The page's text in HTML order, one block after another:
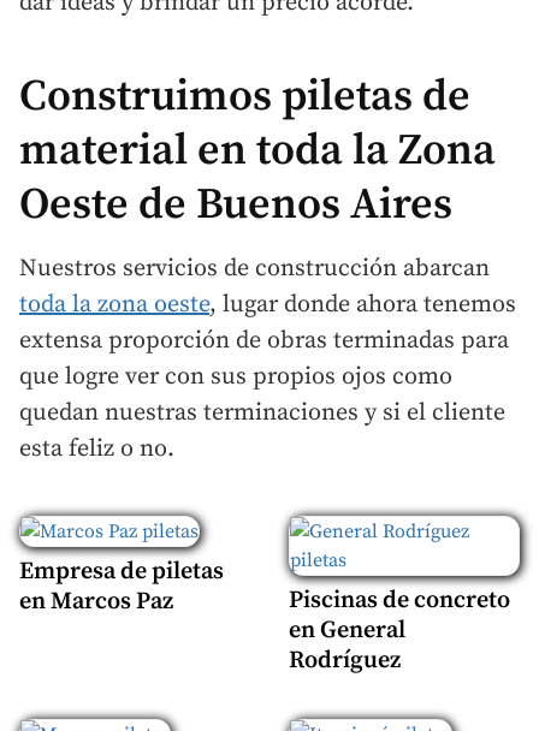
Construimos piletas de
material en toda la Zona
Oeste de Buenos Aires
Nuestros servicios de construcción abarcan
toda la zona oeste, lugar donde ahora tenemos
extensa proporción de obras terminadas para
que logre ver con sus propios ojos como
quedan nuestras terminaciones y si el cliente
esta feliz o no.
Empresa de piletas
en Marcos Paz
Piscinas de concreto
en General
Rodríguez